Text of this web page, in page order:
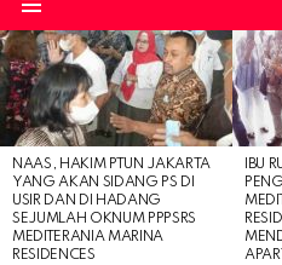
LATEST
STORIES
NAAS, HAKIM PTUN JAKARTA
YANG AKAN SIDANG PS DI
USIR DAN DI HADANG
SEJUMLAH OKNUM PPPSRS
MEDITERANIA MARINA
RESIDENCES
IBU